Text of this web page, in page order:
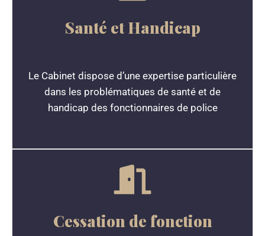
Santé et Handicap
Le Cabinet dispose d’une expertise particulière
dans les problématiques de santé et de
handicap des fonctionnaires de police
Cessation de fonction